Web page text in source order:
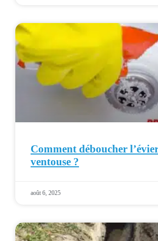
Comment déboucher
ventouse ?
août 6, 2025